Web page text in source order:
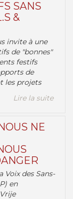
SANS
&
invite à une
de "bonnes"
festifs
de
les projets
Lire la suite
NE
Voix des Sans-
en